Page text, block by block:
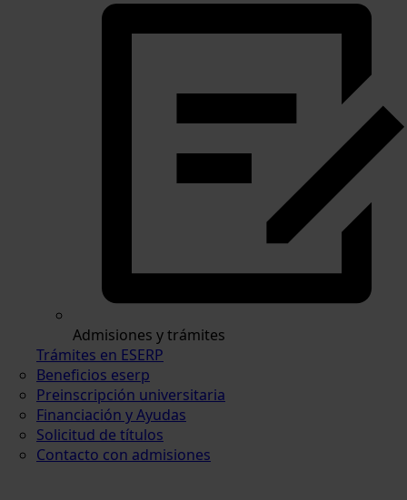
Admisiones y trámites
Trámites en ESERP
Beneficios eserp
Preinscripción universitaria
Financiación y Ayudas
Solicitud de títulos
Contacto con admisiones